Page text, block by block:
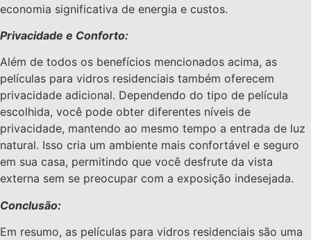
economia significativa de energia e custos.
Privacidade e Conforto:
Além de todos os benefícios mencionados acima, as
películas para vidros residenciais também oferecem
privacidade adicional. Dependendo do tipo de película
escolhida, você pode obter diferentes níveis de
privacidade, mantendo ao mesmo tempo a entrada de luz
natural. Isso cria um ambiente mais confortável e seguro
em sua casa, permitindo que você desfrute da vista
externa sem se preocupar com a exposição indesejada.
Conclusão:
Em resumo, as películas para vidros residenciais são uma